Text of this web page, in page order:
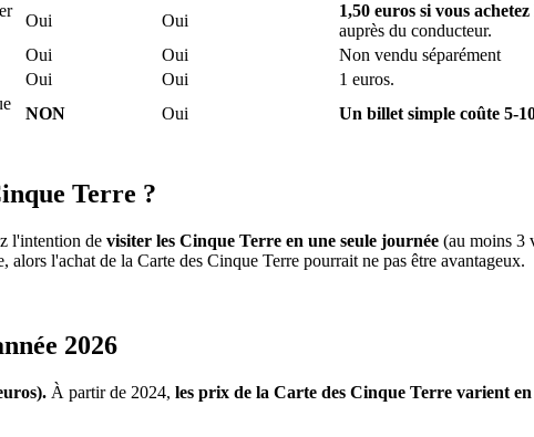
Oui Oui
1,50 euros si vous
auprès du conducteur.
Oui Oui
Non vendu séparément
Oui Oui
1 euros.
NON Oui Un billet simple coûte 5-
Terre ?
l'intention de visiter les Cinque Terre en une seule journée (au moins 3
l'achat de la Carte des Cinque Terre pourrait ne pas être avantageux.
2026
À partir de 2024, les prix de la Carte des Cinque Terre varient